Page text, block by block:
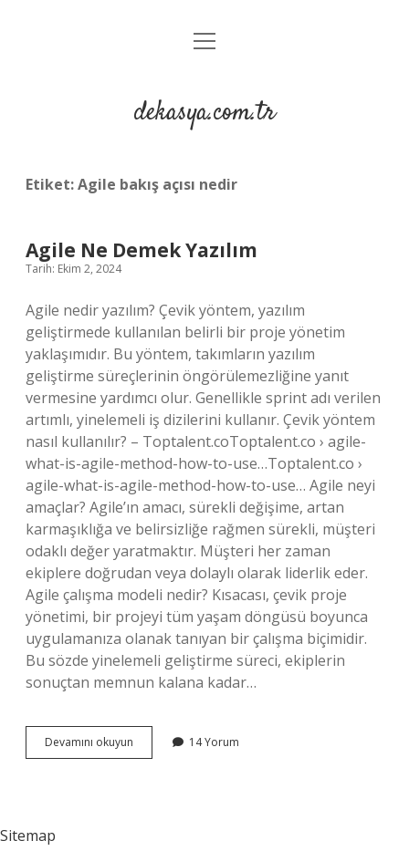
Anasayfa
Yasal Uyarı
menüyü
dekasya.com.tr
Etiket:Agile bakış açısı nedir
Agile Ne Demek Yazılım
Tarih: Ekim 2, 2024
Agile nedir yazılım? Çevik yöntem, yazılım
geliştirmede kullanılan belirli bir proje yönetim
yaklaşımıdır. Bu yöntem, takımların yazılım
geliştirme süreçlerinin öngörülemezliğine yanıt
vermesine yardımcı olur. Genellikle sprint adı verilen
artımlı, yinelemeli iş dizilerini kullanır. Çevik yöntem
nasıl kullanılır? – Toptalent.coToptalent.co › agile-
what-is-agile-method-how-to-use…Toptalent.co ›
agile-what-is-agile-method-how-to-use… Agile neyi
amaçlar? Agile’ın amacı, sürekli değişime, artan
karmaşıklığa ve belirsizliğe rağmen sürekli, müşteri
odaklı değer yaratmaktır. Müşteri her zaman
ekiplere doğrudan veya dolaylı olarak liderlik eder.
Agile çalışma modeli nedir? Kısacası, çevik proje
yönetimi, bir projeyi tüm yaşam döngüsü boyunca
uygulamanıza olanak tanıyan bir çalışma biçimidir.
Bu sözde yinelemeli geliştirme süreci, ekiplerin
sonuçtan memnun kalana kadar…
Devamını okuyun
Ne
14 Yorum
Sitemap